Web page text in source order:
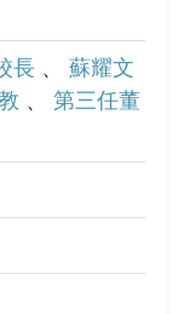
長 、 蘇耀文
、 第三任董